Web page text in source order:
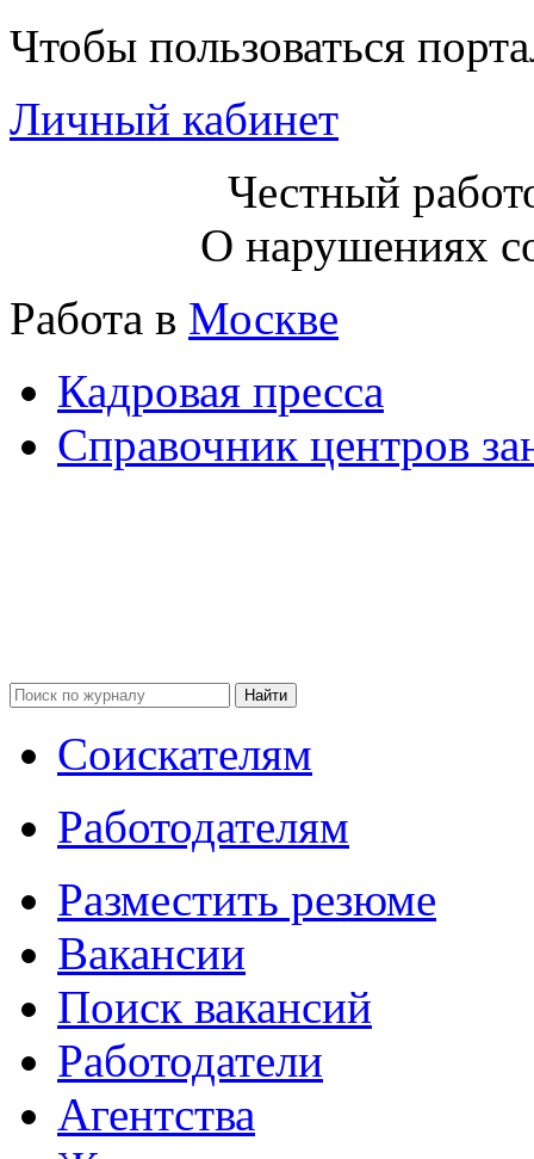
Чтобы пользоваться
Личный кабинет
Честный
О нарушениях
Работа в Москве
Кадровая пресса
Справочник центров
Соискателям
Работодателям
Разместить резюме
Вакансии
Поиск вакансий
Работодатели
Агентства